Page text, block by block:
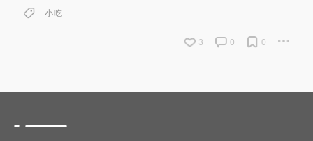
小吃
3 0 0